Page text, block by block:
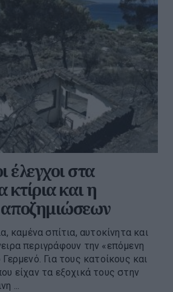
έλεγχοι στα
και η
αποζημιώσεων
καμένα σπίτια, αυτοκίνητα και
περιγράφουν την «επόμενη
Για τους κατοίκους και
είχαν τα εξοχικά τους στην
...